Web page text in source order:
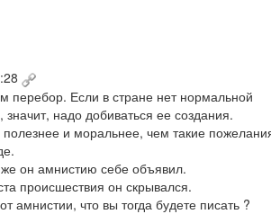
перебор. Если в стране нет нормальной
надо добиваться ее создания.
полезнее и моральнее, чем такие
он амнистию себе объявил.
происшествия он скрывался.
амнистии, что вы тогда будете писать ?